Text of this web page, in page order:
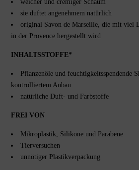
weicher und cremiger Schaum
sie duftet angenehmem natürlich
original Savon de Marseille, die mit viel
in der Provence hergestellt wird
INHALTSSTOFFE*
Pflanzenöle und feuchtigkeitsspendende
kontrolliertem Anbau
natürliche Duft- und Farbstoffe
FREI VON
Mikroplastik, Silikone und Parabene
Tierversuchen
unnötiger Plastikverpackung